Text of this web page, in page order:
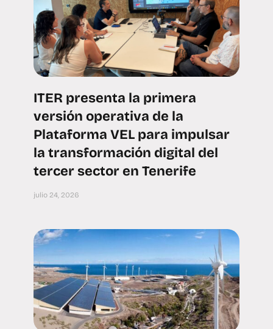
ITER presenta la primera
versión operativa de la
Plataforma VEL para impulsar
la transformación digital del
tercer sector en Tenerife
julio 24, 2026